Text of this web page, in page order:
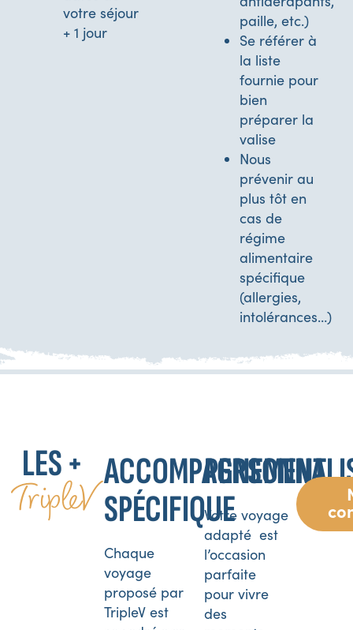
votre séjour
+ 1 jour
paille, etc.)
Se référer à
la liste
fournie pour
bien
préparer la
valise
Nous
prévenir au
plus tôt en
cas de
régime
alimentaire
spécifique
(allergies,
intolérances…)
LES +
TripleV
ACCOMPAGNEMENT
SPÉCIFIQUE
Chaque
voyage
proposé par
TripleV est
Votre voyage
adapté est
l’occasion
parfaite
pour vivre
des